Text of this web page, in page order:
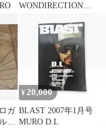
WONDIRECTION
ガ
ダ
¥ 20,000
BLAST 2007年1月号
MURO D.L